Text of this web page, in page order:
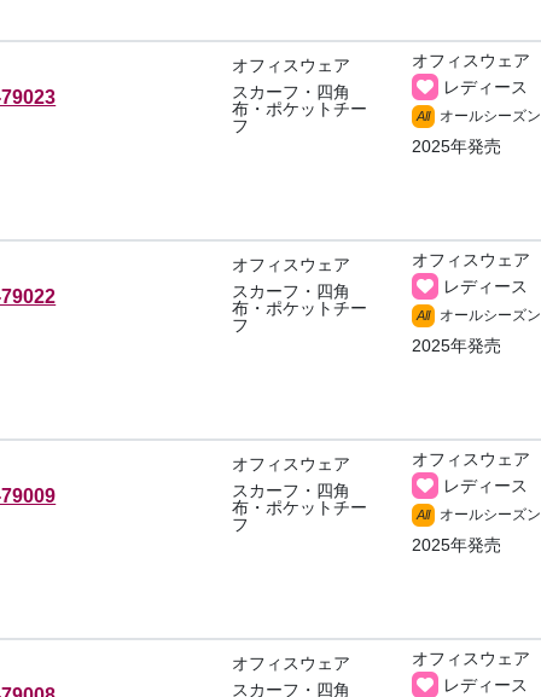
オフィスウェア
スカーフ・四角
布・ポケットチー
フ
オフィスウェア
レディース
All オールシーズン
2025年発売
オフィスウェア
スカーフ・四角
布・ポケットチー
フ
オフィスウェア
レディース
All オールシーズン
2025年発売
オフィスウェア
スカーフ・四角
布・ポケットチー
フ
オフィスウェア
レディース
All オールシーズン
2025年発売
オフィスウェア
スカーフ・四角
オフィスウェア
レディース